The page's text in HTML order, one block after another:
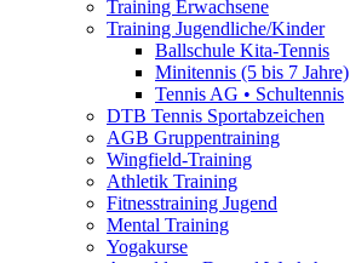
Training Erwachsene
Training Jugendliche/Kinder
Ballschule Kita-Tennis
Minitennis (5 bis 7 Jahre)
Tennis AG • Schultennis
DTB Tennis Sportabzeichen
AGB Gruppentraining
Wingfield-Training
Athletik Training
Fitnesstraining Jugend
Mental Training
Yogakurse